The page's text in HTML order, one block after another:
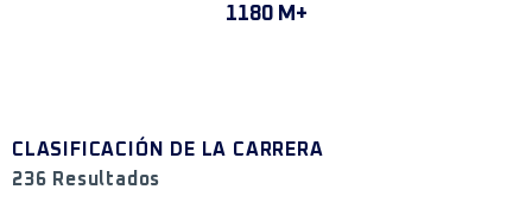
1180 M+
CLASIFICACIÓN DE LA CARRERA
236 Resultados